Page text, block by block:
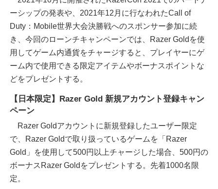
ーシップの発表や、2021年12月に行なわれたCall of
Duty：Mobile世界大会決勝戦へのスポンサー参加に続
き、今回のローンチキャンペーンでは、Razer Goldを使
用してゲーム内通貨をチャージすると、プレイヤーにゲ
ーム内で使用できる限定アイテムやボーナスポイントな
どをプレゼントする。
【日本限定】Razer Gold 新規アカウント登録キャン
ペーン
Razer Goldアカウントに新規登録したユーザー限定
で、Razer Goldで取り扱っているゲームを「Razer
Gold」を使用して500円以上チャージした場合、500円の
ボーナスRazer Goldをプレゼントする。先着1000名限
定。